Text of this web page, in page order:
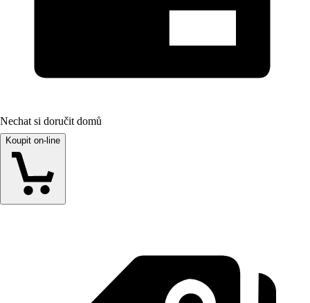
Nechat si doručit domů
Koupit on-line